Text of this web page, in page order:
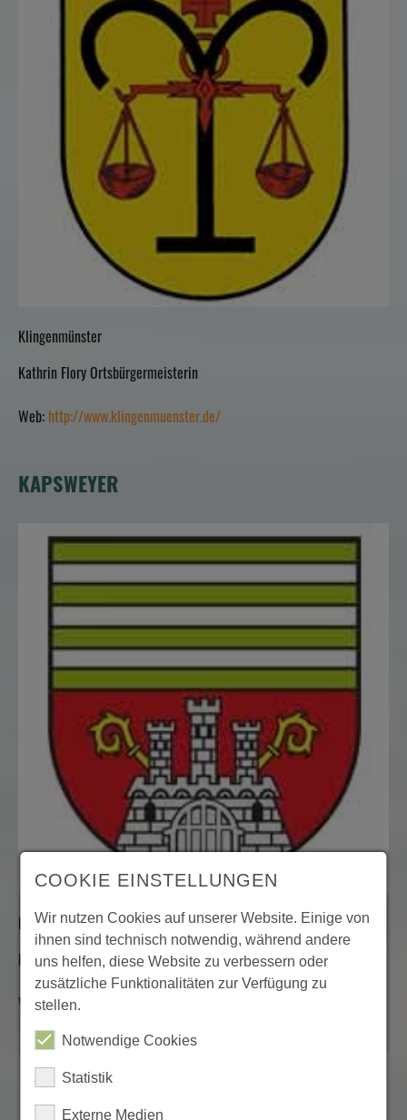
Klingenmünster
Kathrin Flory Ortsbürgermeisterin
Web: http://www.klingenmuenster.de/
KAPSWEYER
Kapsweyer
Felix Schönung Ortsbürgermeister
Web:http://www.kapsweyer.de/
COOKIE EINSTELLUNGEN
Wir nutzen Cookies auf unserer Website. Einige von
ihnen sind technisch notwendig, während andere
uns helfen, diese Website zu verbessern oder
zusätzliche Funktionalitäten zur Verfügung zu
stellen.
Notwendige Cookies
Statistik
Externe Medien